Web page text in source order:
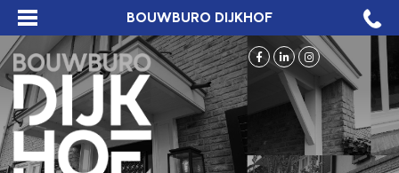
BOUWBURO DIJKHOF